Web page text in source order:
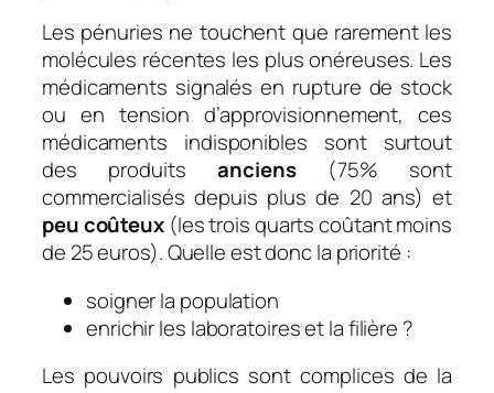
Les pénuries ne touchent que rarement les
molécules récentes les plus onéreuses. Les
médicaments signalés en rupture de stock
ou en tension d’approvisionnement, ces
médicaments indisponibles sont surtout
des produits anciens(75% sont
commercialisés depuis plus de 20 ans) et
peu coûteux(les trois quarts coûtant moins
de 25 euros). Quelle est donc la priorité :
soigner la population
enrichir les laboratoires et la filière ?
Les pouvoirs publics sont complices de la